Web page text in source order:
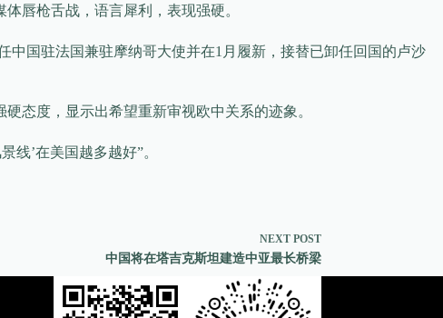
唇枪舌战，语言犀利，表现强硬。
国驻法国兼驻摩纳哥大使并在1月履新，接替已卸任回国的卢沙
态度，显示出希望重新审视欧中关系的迹象。
线’在美国越多越好”。
NEXT POST
中国将在塔吉克斯坦建造中亚最长桥梁